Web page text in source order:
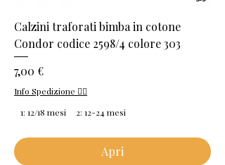
Calzini traforati bimba in cotone
Condor codice 2598/4 colore 303
Prezzo
7,00 €
Info Spedizione 👈🏻
1: 12/18 mesi
2: 12-24 mesi
Apri